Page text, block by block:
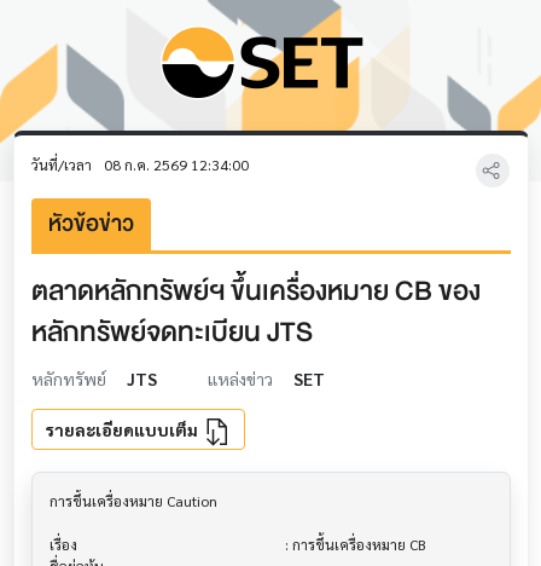
วันที่/เวลา 08 ก.ค. 2569 12:34:00
หัวข้อข่าว
ตลาดหลักทรัพย์ฯ ขึ้นเครื่องหมาย CB ของ
หลักทรัพย์จดทะเบียน JTS
หลักทรัพย์ JTS แหล่งข่าว SET
รายละเอียดแบบเต็ม
การขึ้นเครื่องหมาย Caution
เรื่อง                                  			 : การขึ้นเครื่องหมาย CB